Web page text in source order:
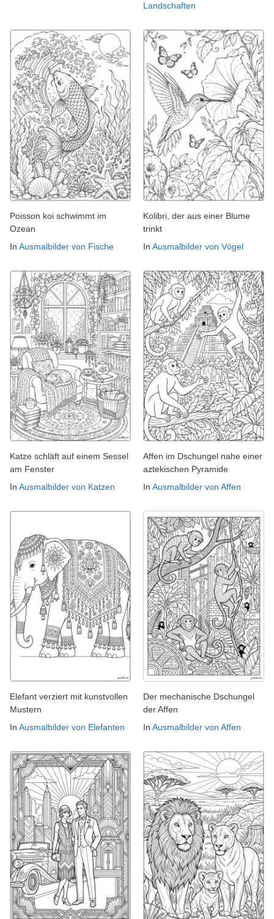
Landschaften
Poisson koi schwimmt im
Ozean
In Ausmalbilder von Fische
Kolibri, der aus einer Blume
trinkt
In Ausmalbilder von Vögel
Katze schläft auf einem Sessel
am Fenster
In Ausmalbilder von Katzen
Affen im Dschungel nahe einer
aztekischen Pyramide
In Ausmalbilder von Affen
Elefant verziert mit kunstvollen
Mustern
In Ausmalbilder von Elefanten
Der mechanische Dschungel
der Affen
In Ausmalbilder von Affen